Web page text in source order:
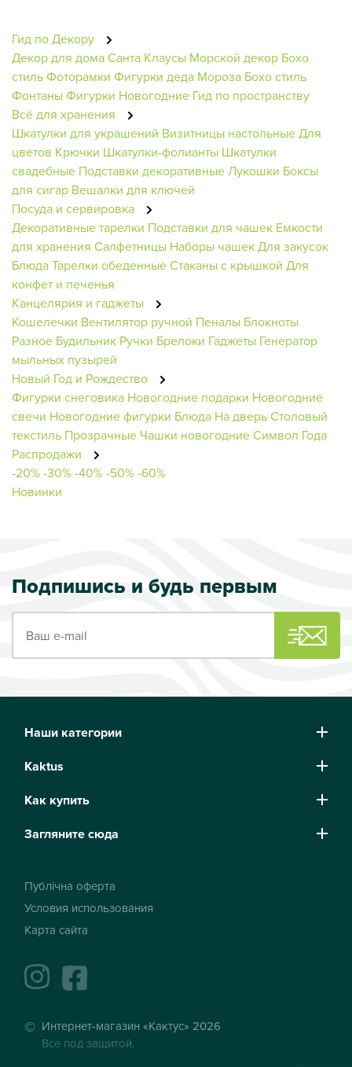
Гид по Декору
Декор для домаСанта Клаусы Морской декор Бохо
стильФоторамки Фигурки деда Мороза Бохо стиль
ФонтаныФигурки Новогодние Гид по пространству
Всё для хранения
Шкатулки для украшений Визитницы настольныеДля
цветов Крючки Шкатулки-фолианты Шкатулки
свадебные Подставки декоративныеЛукошки Боксы
для сигар Вешалки для ключей
Посуда и сервировка
Декоративные тарелки Подставки для чашек Емкости
для хранения Салфетницы Наборы чашекДля закусок
БлюдаТарелки обеденныеСтаканы с крышкой Для
конфет и печенья
Канцелярия и гаджеты
Кошелечки Вентилятор ручной Пеналы Блокноты
Разное Будильник Ручки Брелоки Гаджеты Генератор
мыльных пузырей
Новый Год и Рождество
Фигурки снеговика Новогодние подарки Новогодние
свечи Новогодние фигурки Блюда На дверьСтоловый
текстиль Прозрачные Чашки новогодниеСимвол Года
Распродажи
-20%-30%-40%-50%-60%
Новинки
Подпишись и будь первым
Наши категории
Kaktus
Как купить
Загляните сюда
Публічна оферта
Условия использования
Карта сайта
instagramfacebook
Интернет-магазин «Кактус» 2026
Все под защитой.